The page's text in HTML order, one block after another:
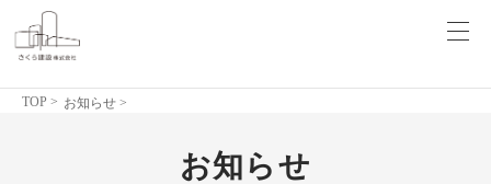
TOP > お知らせ >
お知らせ